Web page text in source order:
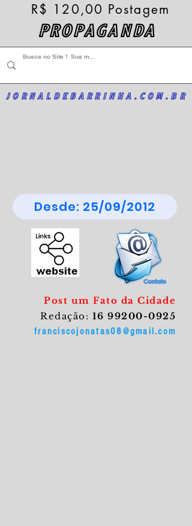
PROPAGANDA
R$ 120,00 Postagem
JORNALDEBARRINHA.COM.BR
Desde: 25/09/2012
Post um Fato da Cidade
Redação: 16 99200-0925
franciscojonatas08@gmail.com